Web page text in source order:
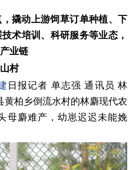
撬动上游饲草订单种植、下
术培训、科研服务等业态，
业链
村
日报记者 单志强 通讯员 林
黄柏乡倒流水村的林麝现代农
母麝难产，幼崽迟迟未能娩